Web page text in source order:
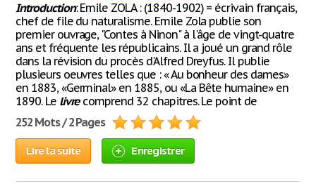
Introduction: Emile ZOLA : (1840-1902) = écrivain français,
chef de file du naturalisme. Emile Zola publie son
premier ouvrage, "Contes à Ninon" à l'âge de vingt-quatre
ans et fréquente les républicains. Il a joué un grand rôle
dans la révision du procès d'Alfred Dreyfus. Il publie
plusieurs oeuvres telles que : « Au bonheur des dames»
en 1883, «Germinal» en 1885, ou «La Bête humaine» en
1890. Le livrecomprend 32 chapitres. Le point de
252 Mots / 2 Pages
Lire la suite Enregistrer